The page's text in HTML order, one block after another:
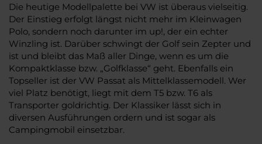
Die heutige Modellpalette bei VW ist überaus vielseitig.
Der Einstieg erfolgt längst nicht mehr im Kleinwagen
Polo, sondern noch darunter im up!, der ein echter
Winzling ist. Darüber schwingt der Golf sein Zepter und
ist und bleibt das Maß aller Dinge, wenn es um die
Kompaktklasse bzw. „Golfklasse“ geht. Ebenfalls ein
Topseller ist der VW Passat als Mittelklassemodell. Wer
viel Platz benötigt, liegt mit dem T5 bzw. T6 als
Transporter goldrichtig. Der Klassiker lässt sich in
diversen Ausführungen ordern und ist sogar als
Campingmobil einsetzbar.